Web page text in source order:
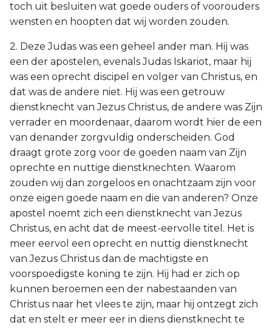
toch uit besluiten wat goede ouders of voorouders
wensten en hoopten dat wij worden zouden.
2. Deze Judas was een geheel ander man. Hij was
een der apostelen, evenals Judas Iskariot, maar hij
was een oprecht discipel en volger van Christus, en
dat was de andere niet. Hij was een getrouw
dienstknecht van Jezus Christus, de andere was Zijn
verrader en moordenaar, daarom wordt hier de een
van denander zorgvuldig onderscheiden. God
draagt grote zorg voor de goeden naam van Zijn
oprechte en nuttige dienstknechten. Waarom
zouden wij dan zorgeloos en onachtzaam zijn voor
onze eigen goede naam en die van anderen? Onze
apostel noemt zich een dienstknecht van Jezus
Christus, en acht dat de meest-eervolle titel. Het is
meer eervol een oprecht en nuttig dienstknecht
van Jezus Christus dan de machtigste en
voorspoedigste koning te zijn. Hij had er zich op
kunnen beroemen een der nabestaanden van
Christus naar het vlees te zijn, maar hij ontzegt zich
dat en stelt er meer eer in diens dienstknecht te